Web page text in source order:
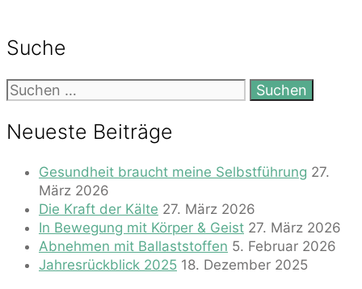
Suche
Suchen
nach:
Neueste Beiträge
Gesundheit braucht meine Selbstführung 27.
März 2026
Die Kraft der Kälte 27. März 2026
In Bewegung mit Körper & Geist 27. März 2026
Abnehmen mit Ballaststoffen 5. Februar 2026
Jahresrückblick 2025 18. Dezember 2025